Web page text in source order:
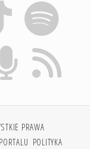
PRAWA
POLITYKA